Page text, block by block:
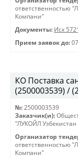
ответственностью
Компани"
Документы: Исх
Прием заявок до:
КО Поставка
(2500003539) /
№: 2500003539
Заказчик(и):
"ЛУКОЙЛ
Организатор
ответственностью
Компани"